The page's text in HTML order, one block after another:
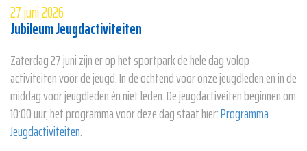
27 juni 2026
Jubileum Jeugdactiviteiten
Zaterdag 27 juni zijn er op het sportpark de hele dag volop
activiteiten voor de jeugd. In de ochtend voor onze jeugdleden en in de
middag voor jeugdleden én niet leden. De jeugdactiveiten beginnen om
10:00 uur, het programma voor deze dag staat hier:Programma
Jeugdactiviteiten.